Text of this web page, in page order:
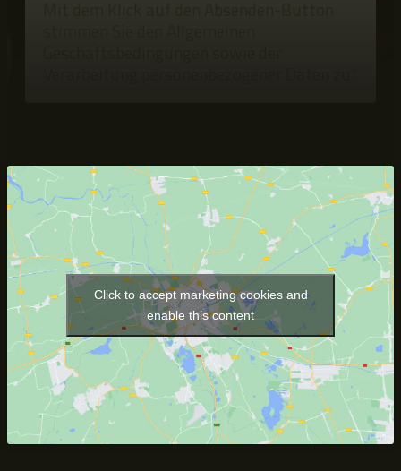
Click to accept marketing cookies and
enable this content